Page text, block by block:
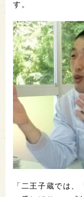
す。
「二王子蔵では